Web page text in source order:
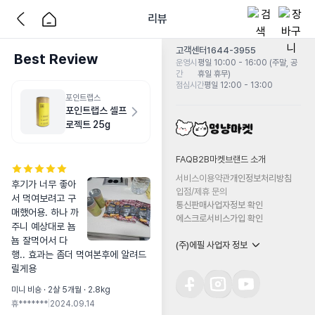
리뷰
Best Review
포인트랩스
포인트랩스 셀프
로젝트 25g
후기가 너무 좋아
서 먹여보려고 구
매했어용. 하나 까
주니 예상대로 뇸
뇸 잘먹어서 다
행.. 효과는 좀더 먹여본후에 알려드
릴게용
미니 비숑 · 2살 5개월 · 2.8kg
휴******* 2024.09.14
고객센터1644-3955
운영시
간
평일 10:00 - 16:00 (주말, 공
휴일 휴무)
점심시간평일 12:00 - 13:00
FAQB2B마켓 브랜드 소개
서비스이용약관개인정보처리방침
입점/제휴 문의
통신판매사업자정보 확인
에스크로서비스가입 확인
(주)에필 사업자 정보